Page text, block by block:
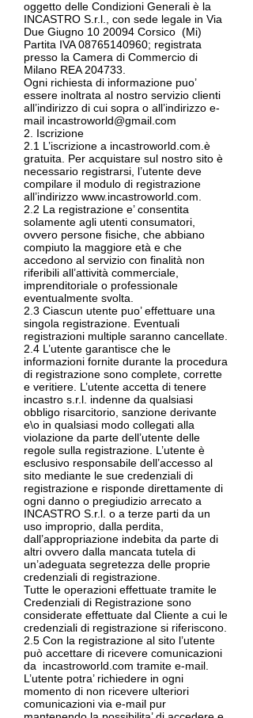
oggetto delle Condizioni Generali è la
INCASTRO S.r.l., con sede legale in Via
Due Giugno 10 20094 Corsico (Mi)
Partita IVA08765140960; registrata
presso la Camera di Commercio di
Milano REA 204733.
Ogni richiesta di informazione puo’
essere inoltrata al nostro servizio clienti
all’indirizzo di cui sopra o all’indirizzo e-
mail incastroworld@gmail.com
2. Iscrizione
2.1 L’iscrizione a incastroworld.com.è
gratuita. Per acquistare sul nostro sito è
necessario registrarsi, l’utente deve
compilare il modulo di registrazione
all’indirizzo www.incastroworld.com
2.2 La registrazione e’ consentita
solamente agli utenti consumatori,
ovvero persone fisiche, che abbiano
compiuto la maggiore età e che
accedono al servizio con finalità non
riferibili all’attività commerciale,
imprenditoriale o professionale
eventualmente svolta.
2.3 Ciascun utente puo’ effettuare una
singola registrazione. Eventuali
registrazioni multiple saranno cancellate.
2.4 L’utente garantisce che le
informazioni fornite durante la procedura
di registrazione sono complete, corrette
e veritiere. L’utente accetta di tenere
incastro s.r.l. indenne da qualsiasi
obbligo risarcitorio, sanzione derivante
e\o in qualsiasi modo collegati alla
violazione da parte dell’utente delle
regole sulla registrazione. L’utente è
esclusivo responsabile dell’accesso al
sito mediante le sue credenziali di
registrazione e risponde direttamente di
ogni danno o pregiudizio arrecato a
INCASTRO S.r.l. o a terze parti da un
uso improprio, dalla perdita,
dall’appropriazione indebita da parte di
altri ovvero dalla mancata tutela di
un’adeguata segretezza delle proprie
credenziali di registrazione.
Tutte le operazioni effettuate tramite le
Credenziali di Registrazione sono
considerate effettuate dal Cliente a cui le
credenziali di registrazione si riferiscono.
2.5 Con la registrazione al sito l’utente
può accettare di ricevere comunicazioni
da incastroworld.com tramite e-mail.
L’utente potra’ richiedere in ogni
momento di non ricevere ulteriori
comunicazioni via e-mail pur